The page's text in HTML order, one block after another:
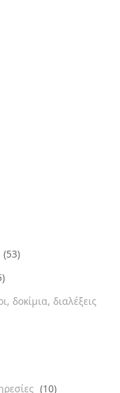
(53)
δοκίμια, διαλέξεις
(10)